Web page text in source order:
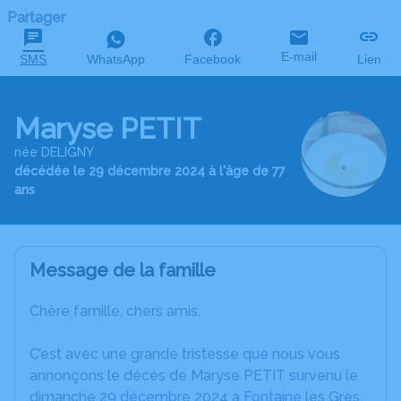
Partager
SMS WhatsApp Facebook E-mail Lien
Maryse PETIT
née DELIGNY
décédée le 29 décembre 2024 à l'âge de 77
ans
Message de la famille
Chère famille, chers amis,
C’est avec une grande tristesse que nous vous
annonçons le décès de Maryse PETIT survenu le
dimanche 29 décembre 2024 à Fontaine les Grès.